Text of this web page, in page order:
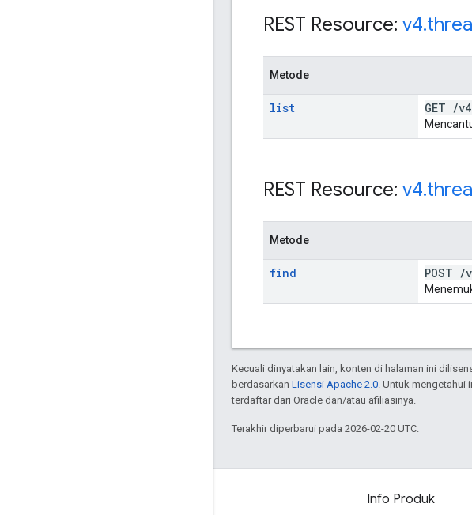
REST Resource: v4.
Metode
list GET /v4
REST Resource: v4.
Metode
find POST /
Kecuali dinyatakan lain, konten di halaman ini
berdasarkan Lisensi Apache 2.0 . Untuk
terdaftar dari Oracle dan/atau afiliasinya.
Terakhir diperbarui pada 2026-02-20 UTC.
Info Produk